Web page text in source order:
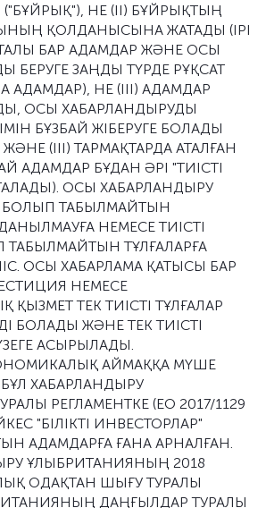
("БҰЙРЫҚ"), НЕ (II) БҰЙРЫҚТЫҢ
ҚОЛДАНЫСЫНА ЖАТАДЫ (ІРІ
БАР АДАМДАР ЖӘНЕ ОСЫ
БЕРУГЕ ЗАҢДЫ ТҮРДЕ РҰҚСАТ
АДАМДАР), НЕ (III) АДАМДАР
ОСЫ ХАБАРЛАНДЫРУДЫ
БҰЗБАЙ ЖІБЕРУГЕ БОЛАДЫ
(III) ТАРМАҚТАРДА АТАЛҒАН
АДАМДАР БҰДАН ӘРІ "ТИІСТІ
ОСЫ ХАБАРЛАНДЫРУ
БОЛЫП ТАБЫЛМАЙТЫН
НЕМЕСЕ ТИІСТІ
ТАБЫЛМАЙТЫН ТҰЛҒАЛАРҒА
ОСЫ ХАБАРЛАМА ҚАТЫСЫ БАР
НЕМЕСЕ
ТЕК ТИІСТІ ТҰЛҒАЛАР
БОЛАДЫ ЖӘНЕ ТЕК ТИІСТІ
АСЫРЫЛАДЫ.
АЙМАҚҚА МҮШЕ
ХАБАРЛАНДЫРУ
РЕГЛАМЕНТКЕ (ЕО 2017/1129
"БІЛІКТІ ИНВЕСТОРЛАР"
АДАМДАРҒА ҒАНА АРНАЛҒАН.
ҰЛЫБРИТАНИЯНЫҢ 2018
ОДАҚТАН ШЫҒУ ТУРАЛЫ
ДАҢҒЫЛДАР ТУРАЛЫ